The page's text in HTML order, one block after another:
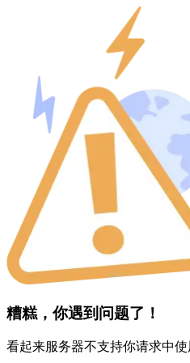
糟糕，你遇到问题了！
看起来服务器不支持你请求中使